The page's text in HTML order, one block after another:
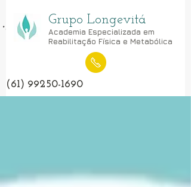
Grupo Longevitá
Academia Especializada em
Reabilitação Física e Metabólica
(61) 99250-1690